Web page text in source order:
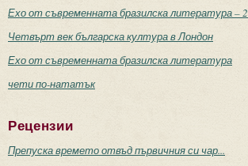
Ехо от съвременната бразилска литература – 2
Четвърт век българска култура в Лондон
Ехо от съвременната бразилска литература
чети по-нататък
Рецензии
Препуска времето отвъд първичния си чар...